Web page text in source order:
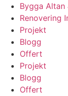
Bygga Altan
Renovering
Projekt
Blogg
Offert
Projekt
Blogg
Offert